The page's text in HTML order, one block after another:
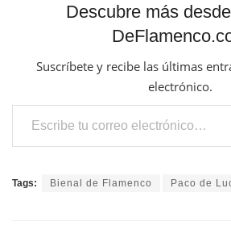
Descubre más
Suscríbete y recibe las últimas
electrónico.
Escribe tu correo electrónico…
Tags: Bienal de Flamenco Paco de